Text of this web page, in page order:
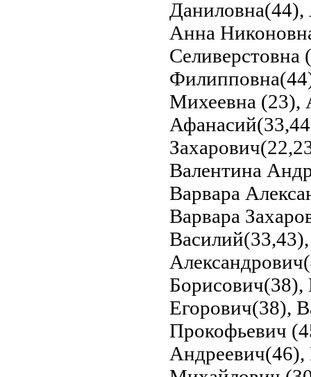
Анна
Михеевна (23),
Валентина
Варвара
Варвара
Борисович(38),
Егорович(38),
Прокофьевич